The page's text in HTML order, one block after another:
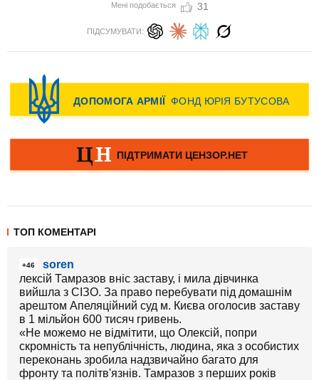
Мені подобається 31
ПІДСУМУВАТИ:
ТОП КОМЕНТАРІ
+46
soren
лексій Тамразов вніс заставу, і мила дівчинка
вийшла з СІЗО. За право перебувати під домашнім
арештом Апеляційний суд м. Києва оголосив заставу
в 1 мільйон 600 тисяч гривень.
«Не можемо не відмітити, що Олексій, попри
скромність та непублічність, людина, яка з особистих
переконань зробила надзвичайно багато для
фронту та політв'язнів. Тамразов з перших років